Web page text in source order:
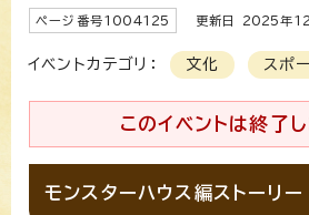
ページ番号1004125 更新日 2025年12
イベントカテゴリ： 文化 スポ
このイベントは終了し
モンスターハウス編ストーリー